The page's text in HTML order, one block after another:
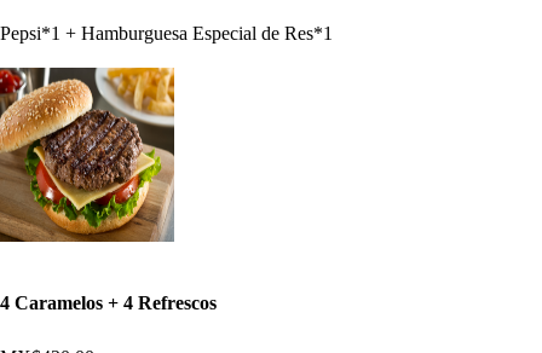
Pepsi*1 + Hamburguesa Especial de Res*1
4 Caramelos + 4 Refrescos